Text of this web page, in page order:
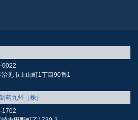
0022
治见市上山町1丁目90番1
药九州（株）
1702